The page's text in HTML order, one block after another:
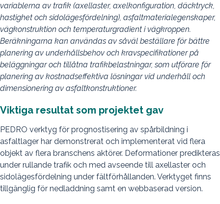
variablerna av trafik (axellaster, axelkonfiguration, däcktryck,
hastighet och sidolägesfördelning), asfaltmaterialegenskaper,
vägkonstruktion och temperaturgradient i vägkroppen.
Beräkningarna kan användas av såväl beställare för bättre
planering av underhållsbehov och kravspecifikationer på
beläggningar och tillåtna trafikbelastningar, som utförare för
planering av kostnadseffektiva lösningar vid underhåll och
dimensionering av asfaltkonstruktioner.
Viktiga resultat som projektet gav
PEDRO verktyg för prognostisering av spårbildning i
asfaltlager har demonstrerat och implementerat vid flera
objekt av flera branschens aktörer. Deformationer predikteras
under rullande trafik och med avseende till axellaster och
sidolägesfördelning under fältförhållanden. Verktyget finns
tillgänglig för nedladdning samt en webbaserad version.